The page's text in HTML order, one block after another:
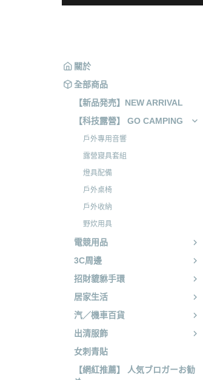
關於
全部商品
【新品発売】NEW ARRIVAL
【科技露營】 GO CAMPING
戶外專用音響
露營寢具套組
燈具配備
戶外桌椅
戶外收納
野炊用具
電競用品
3C周邊
招財貔貅手環
居家生活
汽／機車百貨
出清服飾
女刺青貼
【網紅推薦】 人気ブロガーお勧